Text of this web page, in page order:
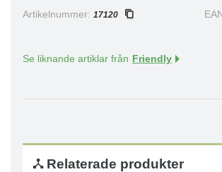
Artikelnummer: 17120
Se liknande artiklar från Friendly
Relaterade produkter